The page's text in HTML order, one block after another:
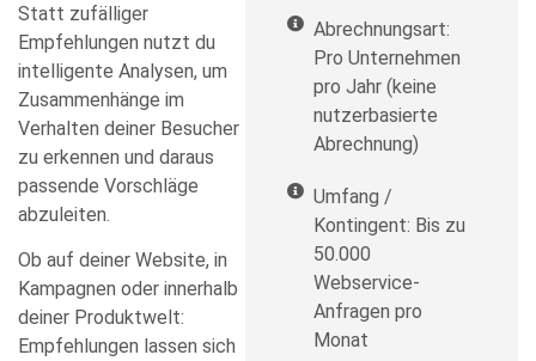
Statt zufälliger
Empfehlungen nutzt du
intelligente Analysen, um
Zusammenhänge im
Verhalten deiner Besucher
zu erkennen und daraus
passende Vorschläge
abzuleiten.
Ob auf deiner Website, in
Kampagnen oder innerhalb
deiner Produktwelt:
Empfehlungen lassen sich
Abrechnungsart:
Pro Unternehmen
pro Jahr (keine
nutzerbasierte
Abrechnung)
Umfang /
Kontingent: Bis zu
50.000
Webservice-
Anfragen pro
Monat